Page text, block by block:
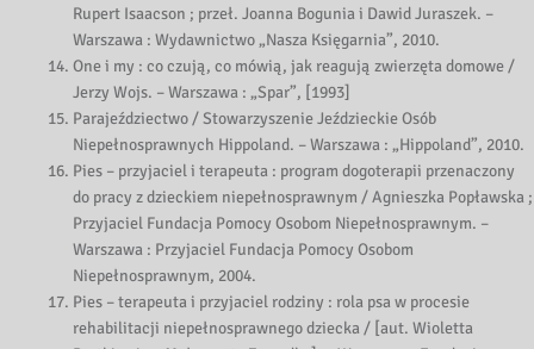
Rupert Isaacson ; przeł. Joanna Bogunia i Dawid Juraszek. –
Warszawa : Wydawnictwo „Nasza Księgarnia”, 2010.
One i my : co czują, co mówią, jak reagują zwierzęta domowe /
Jerzy Wojs. – Warszawa : „Spar”, [1993]
Parajeździectwo / Stowarzyszenie Jeździeckie Osób
Niepełnosprawnych Hippoland. – Warszawa : „Hippoland”, 2010.
Pies – przyjaciel i terapeuta : program dogoterapii przenaczony
do pracy z dzieckiem niepełnosprawnym / Agnieszka Popławska ;
Przyjaciel Fundacja Pomocy Osobom Niepełnosprawnym. –
Warszawa : Przyjaciel Fundacja Pomocy Osobom
Niepełnosprawnym, 2004.
Pies – terapeuta i przyjaciel rodziny : rola psa w procesie
rehabilitacji niepełnosprawnego dziecka / [aut. Wioletta